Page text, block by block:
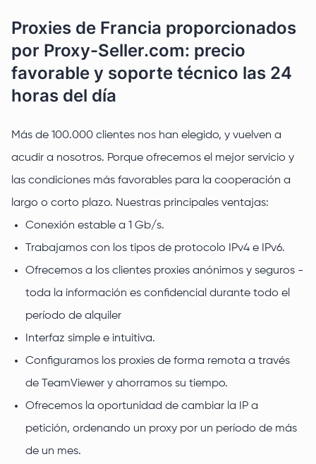
Proxies de Francia proporcionados
por Proxy-Seller.com: precio
favorable y soporte técnico las 24
horas del día
Más de 100.000 clientes nos han elegido, y vuelven a
acudir a nosotros. Porque ofrecemos el mejor servicio y
las condiciones más favorables para la cooperación a
largo o corto plazo. Nuestras principales ventajas:
Conexión estable a 1 Gb/s.
Trabajamos con los tipos de protocolo IPv4 e IPv6.
Ofrecemos a los clientes proxies anónimos y seguros -
toda la información es confidencial durante todo el
período de alquiler
Interfaz simple e intuitiva.
Configuramos los proxies de forma remota a través
de TeamViewer y ahorramos su tiempo.
Ofrecemos la oportunidad de cambiar la IP a
petición, ordenando un proxy por un período de más
de un mes.